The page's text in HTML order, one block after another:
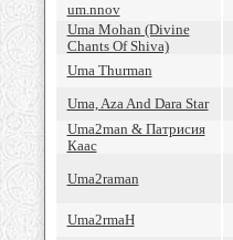
um.nnov
Uma Mohan (Divine
Chants Of Shiva)
Uma Thurman
Uma, Aza And Dara Star
Uma2man & Патрисия
Каас
Uma2raman
Uma2rmaH